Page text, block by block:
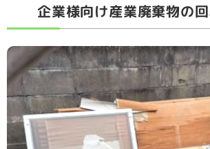
企業様向け産業廃棄物の